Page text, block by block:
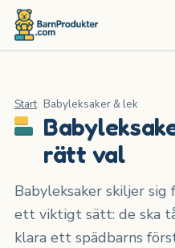
Start Babyleksaker & lek
rätt val
Babyleksaker skiljer sig
ett viktigt sätt: de ska
klara ett spädbarns